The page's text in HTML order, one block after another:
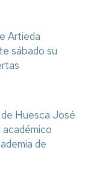
Artieda
sábado su
Huesca José
de